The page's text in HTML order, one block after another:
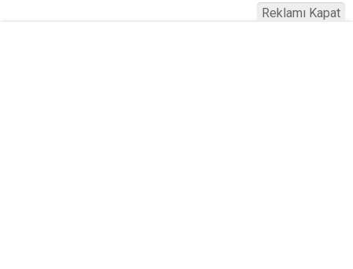
Reklamı Kapat